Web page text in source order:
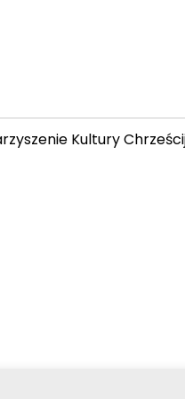
Kultury